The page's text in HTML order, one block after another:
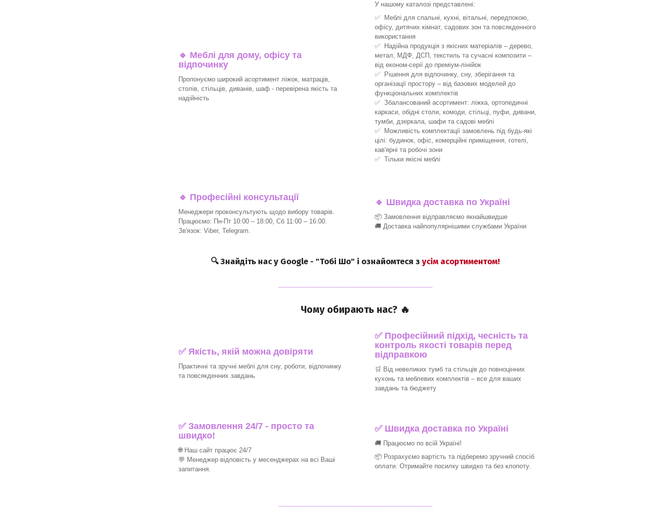
🔹 Меблі для дому, офісу та
відпочинку
Пропонуємо широкий асортимент ліжок, матраців,
столів, стільців, диванів, шаф - перевірена якість та
надійність
У нашому каталозі представлені:
✅ Меблі для спальні, кухні, вітальні, передпокою,
офісу, дитячих кімнат, садових зон та повсякденного
використання
✅ Надійна продукція з якісних матеріалів – дерево,
метал, МДФ, ДСП, текстиль та сучасні композити –
від економ-серії до преміум-лінійок
✅ Рішення для відпочинку, сну, зберігання та
організації простору – від базових моделей до
функціональних комплектів
✅ Збалансований асортимент: ліжка, ортопедичні
каркаси, обідні столи, комоди, стільці, пуфи, дивани,
тумби, дзеркала, шафи та садові меблі
✅ Можливість комплектації замовлень під будь-які
цілі: будинок, офіс, комерційні приміщення, готелі,
кав'ярні та робочі зони
✅ Тільки якісні меблі
🔹 Професійні консультації
Менеджери проконсультують щодо вибору товарів.
Працюємо: Пн-Пт 10:00 – 18:00, Сб 11:00 – 16:00.
Зв'язок: Viber, Telegram.
🔹 Швидка доставка по Україні
📦 Замовлення відправляємо якнайшвидше
🚚 Доставка найпопулярнішими службами України
🔍 Знайдіть нас у Google - "Тобі Шо" і ознайомтеся з усім асортиментом!
Чому обирають нас? 🔥
✅ Якість, якій можна довіряти
Практичні та зручні меблі для сну, роботи, відпочинку
та повсякденних завдань
✅ Професійний підхід, чесність та
контроль якості товарів перед
відправкою
🛒 Від невеликих тумб та стільців до повноцінних
кухонь та меблевих комплектів – все для ваших
завдань та бюджету
✅ Замовлення 24/7 - просто та
швидко!
🌐 Наш сайт працює 24/7
💬 Менеджер відповість у месенджерах на всі Ваші
запитання.
✅ Швидка доставка по Україні
🚚 Працюємо по всій Україні!
📦 Розрахуємо вартість та підберемо зручний спосіб
оплати. Отримайте посилку швидко та без клопоту.